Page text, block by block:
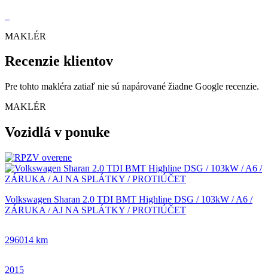
MAKLÉR
Recenzie klientov
Pre tohto makléra zatiaľ nie sú napárované žiadne Google recenzie.
MAKLÉR
Vozidlá v ponuke
Volkswagen Sharan 2.0 TDI BMT Highline DSG / 103kW / A6 /
ZÁRUKA / AJ NA SPLÁTKY / PROTIÚČET
296014 km
2015